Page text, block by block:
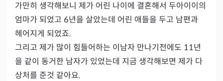
가만히 생각해보니 제가 어린 나이에 결혼해서 두아이이의
엄마가 되었고 6년을 살았는데 어린 애들을 두고 남편과
헤어지게 되었죠.
그리고 제가 많이 힘들어하는 이남자 만나기전에도 11년
을 같이 동거한 남자가 있었는데 지금 생각해보면 제가 다
상처를 준것 같아요.